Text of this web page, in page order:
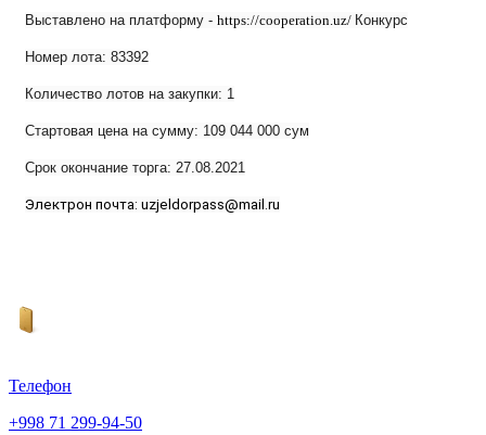
Выставлено на платформу - https://cooperation.uz/ Конкурс
Номер лота: 83392
Количество лотов на закупки: 1
Стартовая цена на сумму: 109 044 000 сум
Срок окончание торга: 27.08.2021
Электрон почта: uzjeldorpass@mail .ru
Телефон
+998 71 299-94-50